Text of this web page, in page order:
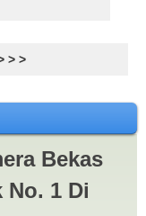
> >
Bekas
No. 1 Di